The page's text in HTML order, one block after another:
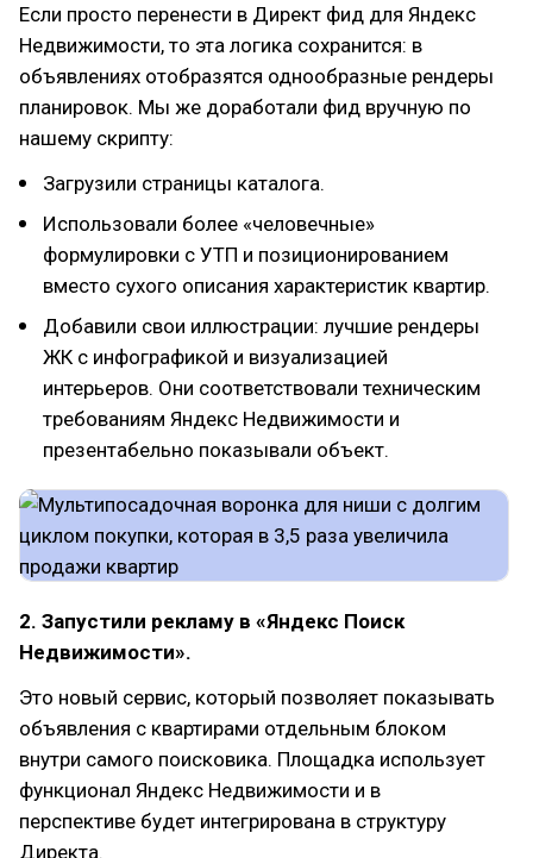
Если просто перенести в Директ фид для Яндекс
Недвижимости, то эта логика сохранится: в
объявлениях отобразятся однообразные рендеры
планировок. Мы же доработали фид вручную по
нашему скрипту:
Загрузили страницы каталога.
Использовали более «человечные»
формулировки с УТП и позиционированием
вместо сухого описания характеристик квартир.
Добавили свои иллюстрации: лучшие рендеры
ЖК с инфографикой и визуализацией
интерьеров. Они соответствовали техническим
требованиям Яндекс Недвижимости и
презентабельно показывали объект.
2. Запустили рекламу в «Яндекс Поиск
Недвижимости».
Это новый сервис, который позволяет показывать
объявления с квартирами отдельным блоком
внутри самого поисковика. Площадка использует
функционал Яндекс Недвижимости и в
перспективе будет интегрирована в структуру
Директа.